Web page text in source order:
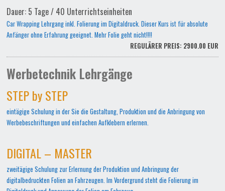
Dauer: 5 Tage / 40 Unterrichtseinheiten
Car Wrapping Lehrgang inkl. Folierung im Digitaldruck. Dieser Kurs ist für absolute
Anfänger ohne Erfahrung geeignet. Mehr Folie geht nicht!!!!
REGULÄRER PREIS: 2900.00 EUR
Werbetechnik Lehrgänge
STEP by STEP
eintägige Schulung in der Sie die Gestaltung, Produktion und die Anbringung von
Werbebeschriftungen und einfachen Aufklebern erlernen.
DIGITAL – MASTER
zweitägige Schulung zur Erlernung der Produktion und Anbringung der
digitalbedruckten Folien an Fahrzeugen. Im Vordergrund steht die Folierung im